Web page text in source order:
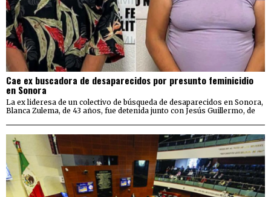
Cae ex buscadora de desaparecidos por presunto feminicidio
en Sonora
La ex lideresa de un colectivo de búsqueda de desaparecidos en Sonora,
Blanca Zulema, de 43 años, fue detenida junto con Jesús Guillermo, de